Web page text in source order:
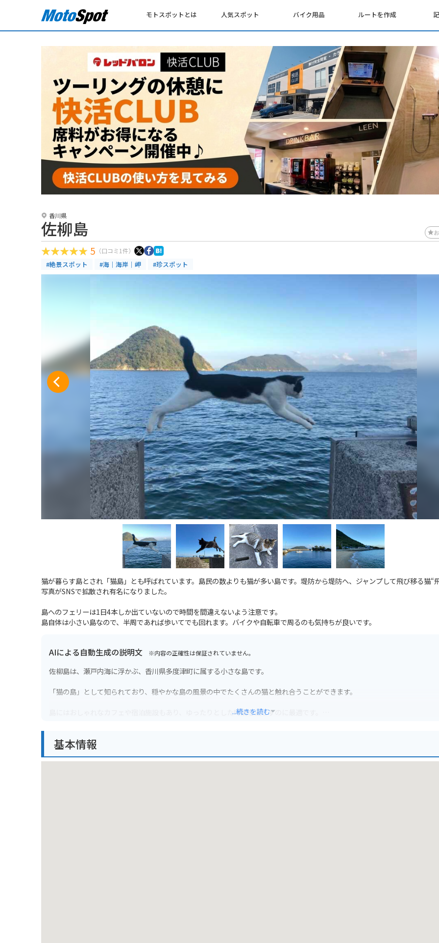
モトスポットとは 人気スポット バイク用品 ルートを作成
香川県
佐柳島
5 （口コミ1件）
#絶景スポット #海｜海岸｜岬 #珍スポット
猫が暮らす島とされ「猫島」とも呼ばれています。島民の数よりも猫が多い島です。堤防から堤防へ、ジャンプして飛び移る猫“
写真がSNSで拡散され有名になりました。
島へのフェリーは1日4本しか出ていないので時間を間違えないよう注意です。
島自体は小さい島なので、半周であれば歩いてでも回れます。バイクや自転車で周るのも気持ちが良いです。
AIによる自動生成の説明文 ※内容の正確性は保証されていません。
佐柳島は、瀬戸内海に浮かぶ、香川県多度津町に属する小さな島です。
「猫の島」として知られており、穏やかな島の風景の中でたくさんの猫と触れ合うことができます。
島にはおしゃれなカフェや宿泊施設もあり、ゆったりとした時間を過ごすのに最適です。
...続きを読む
基本情報